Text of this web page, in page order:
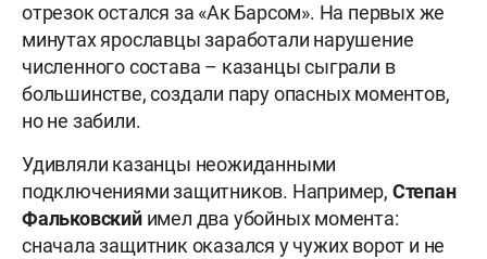
отрезок остался за «Ак Барсом». На первых же
минутах ярославцы заработали нарушение
численного состава – казанцы сыграли в
большинстве, создали пару опасных моментов,
но не забили.
Удивляли казанцы неожиданными
подключениями защитников. Например, Степан
Фальковскийимел два убойных момента:
сначала защитник оказался у чужих ворот и не